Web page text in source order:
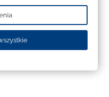
pozwalają dobrać rower
z aplikacją, dwa
komponenty czynią
sprosta każdemu